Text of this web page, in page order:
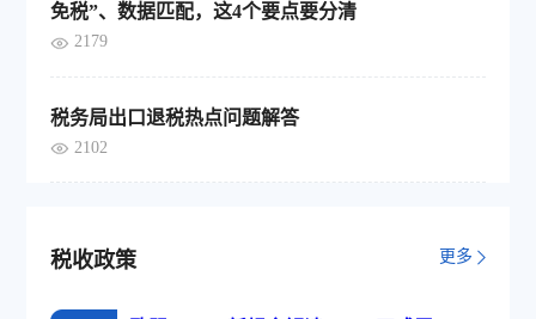
免税”、数据匹配，这4个要点要分清
2179
税务局出口退税热点问题解答
2102
税收政策 更多